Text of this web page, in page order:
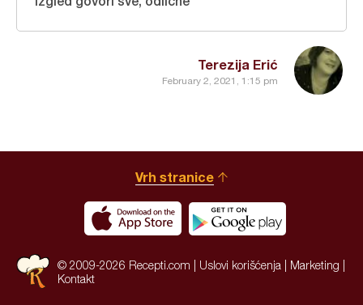
Terezija Erić
February 2, 2021, 1:15 pm
Vrh stranice
© 2009-2026 Recepti.com | Uslovi korišćenja Marketing
Kontakt